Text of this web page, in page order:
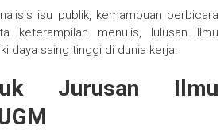
isu publik, kemampuan berbicara
keterampilan menulis, lulusan Ilmu
daya saing tinggi di dunia kerja.
Jurusan Ilmu